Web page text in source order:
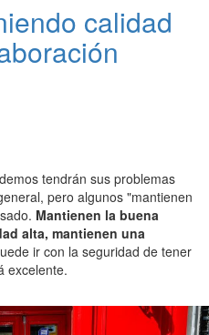
calidad
tendrán sus problemas
pero algunos "mantienen
Mantienen la buena
alta, mantienen una
ir con la seguridad de tener
excelente.